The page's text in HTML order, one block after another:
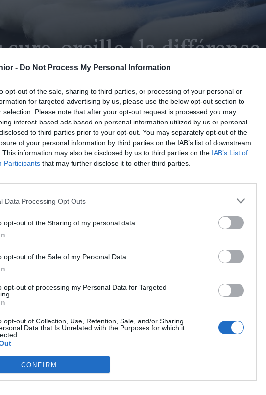
- Do Not Process My Personal Information
opt-out of the sale, sharing to third parties, or processing of your personal or
for targeted advertising by us, please use the below opt-out section to
selection. Please note that after your opt-out request is processed you may
interest-based ads based on personal information utilized by us or personal
to third parties prior to your opt-out. You may separately opt-out of the
of your personal information by third parties on the IAB’s list of downstream
This information may also be disclosed by us to third parties on the IAB’s List of
Participants that may further disclose it to other third parties.
Data Processing Opt Outs
opt-out of the Sharing of my personal data.
opt-out of the Sale of my Personal Data.
opt-out of processing my Personal Data for Targeted
opt-out of Collection, Use, Retention, Sale, and/or Sharing
Data that Is Unrelated with the Purposes for which it
CONFIRM
cure-oreille : la différence
SHARE Facebook Twitter
En 2020, les cotons-tiges avec un tube de plastique seront
ce petit objet s’avère très polluant, il n’en demeure pas moins
bonne audition. Mais rassurez-vous, il existe d’autres solutions
cérumen. Le cure-oreille est l’une d’entre elles.
La loi pour la reconquête de la biodiversité prévoit l’interdiction formelle
du moins sous sa forme actuelle. A partir du 1er janvier 2020, tous les
tube en plastique non biodégradable disparaîtront des rayons des
sont responsables d’une importante pollution des rivières et des mers,
coton-tige fait partie des indispensables des salles de bains. La
quotidiennement de ces bâtonnets ouatés pour nettoyer leurs conduits
Les oto-rhino-laryngologues n’ont de cesse de dénoncer un usage
d’une part, peut abîmer les structures auditives et, d’autre part, altérer
cérumen qui est de protéger l’appareil auditif. Nombre d’entre eux
COTON TIGE ALTERNATIVE
en